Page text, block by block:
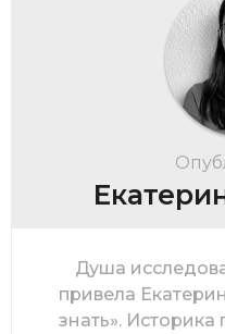
Душа
привела
знать».